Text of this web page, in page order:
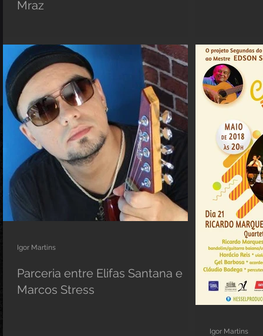
Mraz
Parceria entre Elifas Santana e
Marcos Stress
Igor Martins
Igor Martins